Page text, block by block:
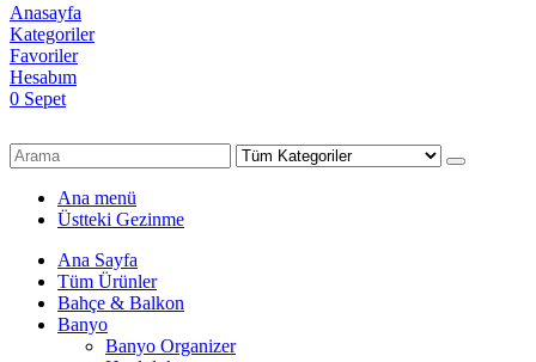
Anasayfa
Kategoriler
Favoriler
Hesabım
0 Sepet
Ana menü
Üstteki Gezinme
Ana Sayfa
Tüm Ürünler
Bahçe & Balkon
Banyo
Banyo Organizer